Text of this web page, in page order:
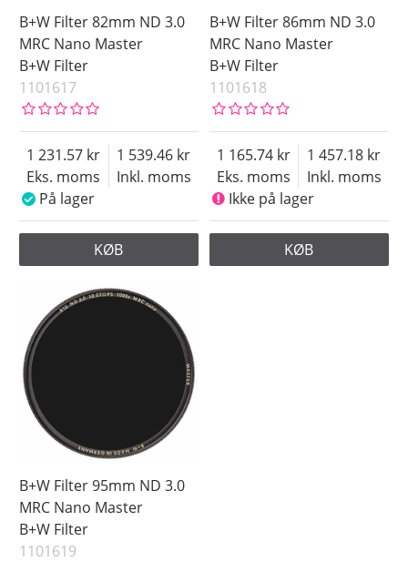
B+W Filter 82mm ND 3.0
MRC Nano Master
B+W Filter
1101617
Eks. moms
1 231.57
Inkl. moms
1 539.46
På lager
KØB
B+W Filter 86mm ND 3.0
MRC Nano Master
B+W Filter
1101618
Eks. moms
1 165.74
Inkl. moms
1 457.18
Ikke på lager
KØB
B+W Filter 95mm ND 3.0
MRC Nano Master
B+W Filter
1101619